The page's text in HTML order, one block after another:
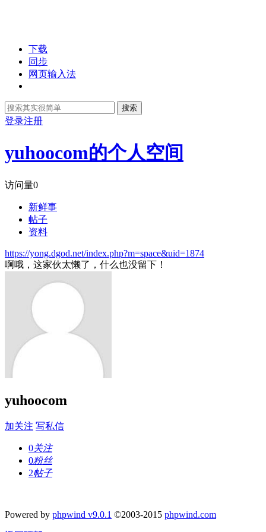
下载
同步
网页输入法
搜索
登录注册
yuhoocom的个人空间
访问量0
新鲜事
帖子
资料
https://yong.dgod.net/index.php?m=space&uid=1874
啊哦，这家伙太懒了，什么也没留下！
yuhoocom
加关注 写私信
0关注
0粉丝
2帖子
Powered by phpwind v9.0.1 ©2003-2015 phpwind.com